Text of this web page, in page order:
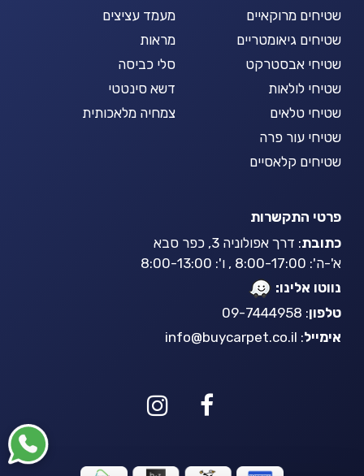
שטיחים מרוקאיים
שטיחים גיאומטריים
שטיחי אבסטרקט
שטיחי לולאות
שטיחי טלאים
שטיחי עור פרה
שטיחים קלאסיים
מעמד עציצים
מראות
סלי כביסה
דשא סינטטי
צמחיה מלאכותית
פרטי התקשרות
כתובת: דרך אפולוניה 3, כפר סבא
א'-ה': 8:00-17:00 , ו': 8:00-13:00
נווטו אלינו:
טלפון: 09-7444958
אימייל:
info@buycarpet.co.il